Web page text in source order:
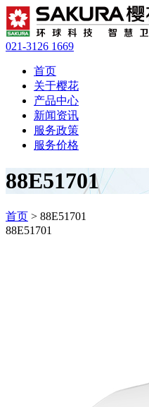
021-3126 1669
首页
关于樱花
产品中心
新闻资讯
服务政策
服务价格
88E51701
首页 > 88E51701
88E51701